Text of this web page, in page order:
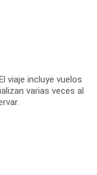
viaje incluye vuelos
varias veces al